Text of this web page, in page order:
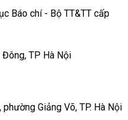
Báo chí - Bộ TT&TT cấp
Đông, TP Hà Nội
Giảng Võ, TP. Hà Nội